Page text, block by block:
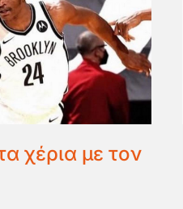
χέρια με τον